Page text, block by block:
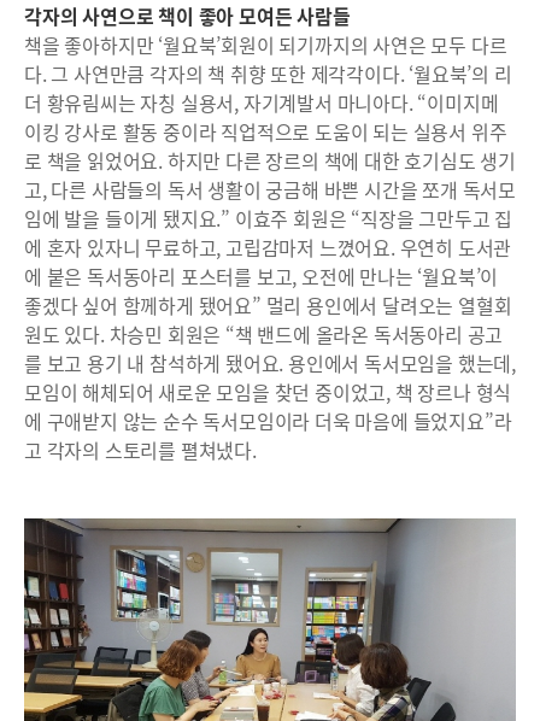
각자의 사연으로 책이 좋아 모여든 사람들
책을 좋아하지만 ‘월요북’회원이 되기까지의 사연은 모두 다르
다. 그 사연만큼 각자의 책 취향 또한 제각각이다. ‘월요북’의 리
더 황유림씨는 자칭 실용서, 자기계발서 마니아다. “이미지메
이킹 강사로 활동 중이라 직업적으로 도움이 되는 실용서 위주
로 책을 읽었어요. 하지만 다른 장르의 책에 대한 호기심도 생기
고, 다른 사람들의 독서 생활이 궁금해 바쁜 시간을 쪼개 독서모
임에 발을 들이게 됐지요.” 이효주 회원은 “직장을 그만두고 집
에 혼자 있자니 무료하고, 고립감마저 느꼈어요. 우연히 도서관
에 붙은 독서동아리 포스터를 보고, 오전에 만나는 ‘월요북’이
좋겠다 싶어 함께하게 됐어요” 멀리 용인에서 달려오는 열혈회
원도 있다. 차승민 회원은 “책 밴드에 올라온 독서동아리 공고
를 보고 용기 내 참석하게 됐어요. 용인에서 독서모임을 했는데,
모임이 해체되어 새로운 모임을 찾던 중이었고, 책 장르나 형식
에 구애받지 않는 순수 독서모임이라 더욱 마음에 들었지요”라
고 각자의 스토리를 펼쳐냈다.